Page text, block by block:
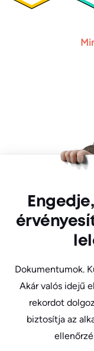
Dokumentumok.
Akár valós idejű
rekordot
biztosítja az